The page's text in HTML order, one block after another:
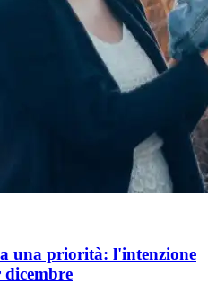
una priorità: l'intenzione